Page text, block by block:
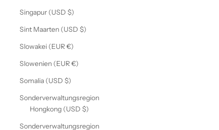
Singapur (USD $)
Sint Maarten (USD $)
Slowakei (EUR €)
Slowenien (EUR €)
Somalia (USD $)
Sonderverwaltungsregion
Hongkong (USD $)
Sonderverwaltungsregion